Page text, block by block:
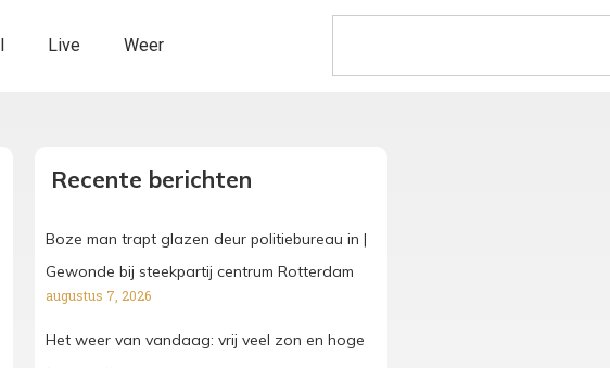
Live Weer
Recente berichten
Boze man trapt glazen deur politiebureau in |
Gewonde bij steekpartij centrum Rotterdam
augustus 7, 2026
Het weer van vandaag: vrij veel zon en hoge